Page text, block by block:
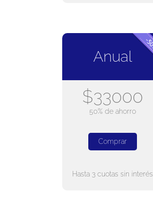
Anual
$33000
50% de ahorro
Comprar
Hasta 3 cuotas sin interés